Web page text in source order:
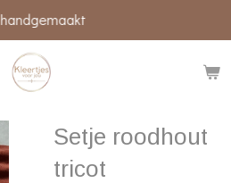
handgemaakt
Setje roodhout
tricot